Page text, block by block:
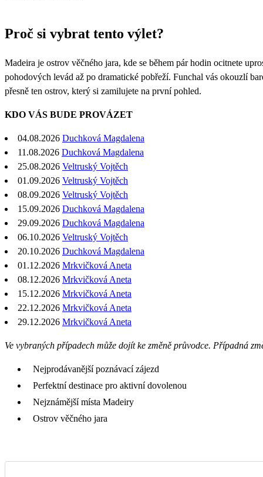
Proč si vybrat tento výlet?
Madeira je ostrov věčného jara, kde se během pár hodin ocitnete
pohodových levád až po dramatické pobřeží. Funchal vás okouzlí
přesně ten ostrov, který si zamilujete na první pohled.
KDO VÁS BUDE PROVÁZET
04.08.2026 Duchková Magdalena
11.08.2026 Duchková Magdalena
25.08.2026 Veltruský Vojtěch
01.09.2026 Veltruský Vojtěch
08.09.2026 Veltruský Vojtěch
15.09.2026 Duchková Magdalena
29.09.2026 Duchková Magdalena
06.10.2026 Veltruský Vojtěch
20.10.2026 Duchková Magdalena
01.12.2026 Mrkvičková Aneta
08.12.2026 Mrkvičková Aneta
15.12.2026 Mrkvičková Aneta
22.12.2026 Mrkvičková Aneta
29.12.2026 Mrkvičková Aneta
Ve vybraných případech může dojít ke změně průvodce. Případná
Nejprodávanější poznávací zájezd
Perfektní destinace pro aktivní dovolenou
Nejznámější místa Madeiry
Ostrov věčného jara